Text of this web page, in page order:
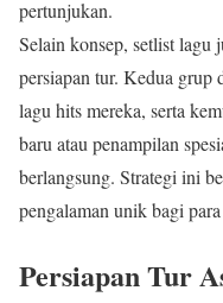
pertunjukan.
Selain konsep, setlist lagu
persiapan tur. Kedua grup
lagu hits mereka, serta
baru atau penampilan
berlangsung. Strategi ini
pengalaman unik bagi
Persiapan Tur